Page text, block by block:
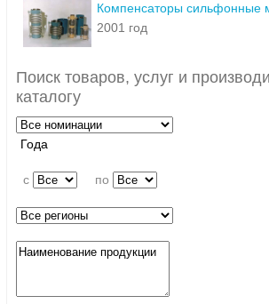
Компенсаторы сильфонные
2001 год
Поиск товаров, услуг и
каталогу
Года
c по